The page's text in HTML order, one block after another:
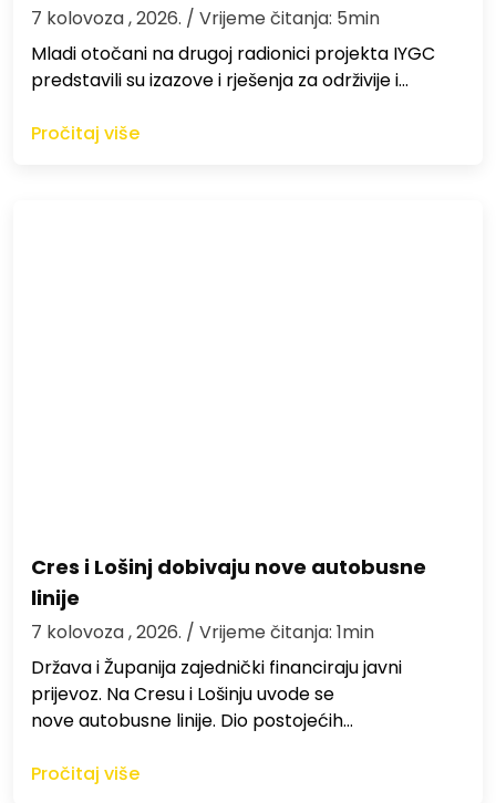
7 kolovoza , 2026. / Vrijeme čitanja: 5min
Mladi otočani na drugoj radionici projekta IYGC
predstavili su izazove i rješenja za održivije i…
Pročitaj više
Cres i Lošinj dobivaju nove autobusne
linije
7 kolovoza , 2026. / Vrijeme čitanja: 1min
Država i Županija zajednički financiraju javni
prijevoz. Na Cresu i Lošinju uvode se
nove autobusne linije. Dio postojećih…
Pročitaj više